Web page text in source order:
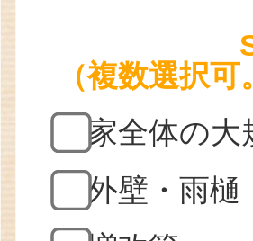
（複数選択
家全体の大
外壁・雨樋